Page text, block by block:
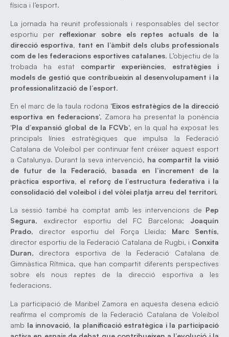
física i l’esport.
La jornada ha reunit professionals i responsables del sector
esportiu per reflexionar sobre els reptes actuals de la
direcció esportiva, tant en l’àmbit dels clubs professionals
com de les federacions esportives catalanes. L’objectiu de la
trobada ha estat compartir experiències, estratègies i
models de gestió que contribueixin al desenvolupament i la
professionalització de l’esport.
En el marc de la taula rodona ‘Eixos estratègics de la direcció
esportiva en federacions‘, Zamora ha presentat la ponència
‘Pla d’expansió global de la FCVb‘, en la qual ha exposat les
principals línies estratègiques que impulsa la Federació
Catalana de Voleibol per continuar fent créixer aquest esport
a Catalunya. Durant la seva intervenció, ha compartit la visió
de futur de la Federació, basada en l’increment de la
pràctica esportiva, el reforç de l’estructura federativa i la
consolidació del voleibol i del vòlei platja arreu del territori.
La sessió també ha comptat amb les intervencions de Pep
Segura, exdirector esportiu del FC Barcelona; Joaquín
Prado, director esportiu del Força Lleida; Marc Sentís,
director esportiu de la Federació Catalana de Rugbi, i Conxita
Duran, directora esportiva de la Federació Catalana de
Gimnàstica Rítmica, que han compartit diferents perspectives
sobre els nous reptes de la direcció esportiva a les
federacions.
La participació de Maribel Zamora en aquesta desena edició
reafirma el compromís de la Federació Catalana de Voleibol
amb la innovació, la planificació estratègica i la participació